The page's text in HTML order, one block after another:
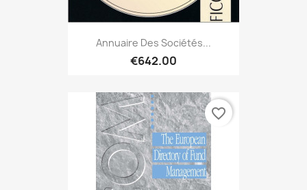
Annuaire Des Sociétés...
€642.00
favorite_border